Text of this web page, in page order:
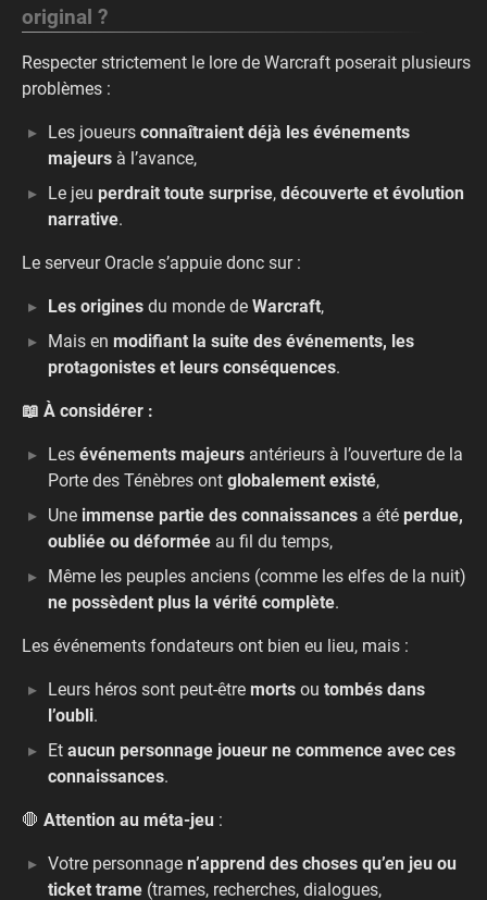
original ?
Respecter strictement le lore de Warcraft poserait plusieurs
problèmes :
Les joueurs connaîtraient déjà les événements
majeurs à l’avance,
Le jeu perdrait toute surprise, découverte et évolution
narrative.
Le serveur Oracle s’appuie donc sur :
Les origines du monde de Warcraft,
Mais en modifiant la suite des événements, les
protagonistes et leurs conséquences.
📖 À considérer :
Les événements majeurs antérieurs à l’ouverture de la
Porte des Ténèbres ont globalement existé,
Une immense partie des connaissances a été perdue,
oubliée ou déformée au fil du temps,
Même les peuples anciens (comme les elfes de la nuit)
ne possèdent plus la vérité complète.
Les événements fondateurs ont bien eu lieu, mais :
Leurs héros sont peut-être morts ou tombés dans
l’oubli.
Et aucun personnage joueur ne commence avec ces
connaissances.
🛑 Attention au méta-jeu :
Votre personnage n’apprend des choses qu’en jeu ou
ticket trame (trames, recherches, dialogues,